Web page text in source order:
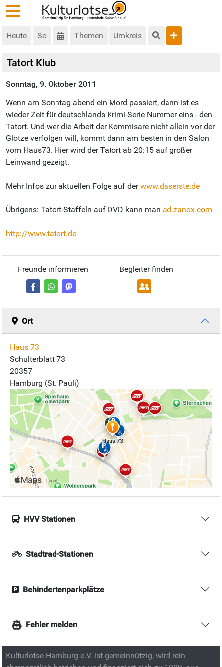
Heute So Themen Umkreis
Tatort Klub
Sonntag, 9. Oktober 2011
Wenn am Sonntag abend ein Mord passiert, dann ist es
wieder Zeit für deutschlands Krimi-Serie Nummer eins - den
Tatort. Und wer die Arbeit der Kommisare nicht allein vor der
Glotze verfolgen will, kommt dann am besten in den Salon
vom Haus73. Hier wird der Tatort ab 20:15 auf großer
Leinwand gezeigt.
Mehr Infos zur aktuellen Folge auf derwww.daserste.de
Übrigens: Tatort-Staffeln auf DVD kann man ad.zanox.com
http://www.tatort.de
Freunde informieren Begleiter finden
Ort
Haus 73
Schulterblatt 73
20357
Hamburg (St. Pauli)
HVV Stationen
Stadtrad-Stationen
Behindertenparkplätze
Fehler melden
Kulturlotse Hamburg e.V. ist gemeinnützig, wird rein